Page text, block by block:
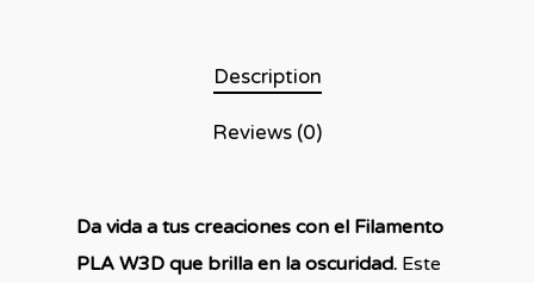
Description
Reviews (0)
Da vida a tus creaciones con el Filamento
PLA W3D que brilla en la oscuridad. Este